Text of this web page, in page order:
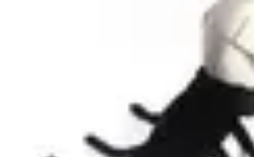
DIY et
Idées de déguisements
Déguisements Frayeurs